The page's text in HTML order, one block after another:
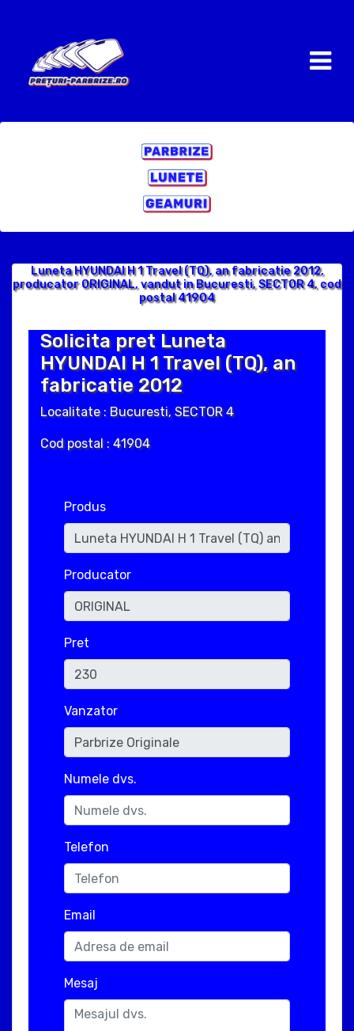
Luneta HYUNDAI H 1 Travel (TQ), an fabricatie 2012,
producator ORIGINAL, vandut in Bucuresti, SECTOR 4, cod
postal 41904
Solicita pret Luneta
HYUNDAI H 1 Travel (TQ), an
fabricatie 2012
Localitate : Bucuresti, SECTOR 4
Cod postal : 41904
Produs
Producator
Pret
Vanzator
Numele dvs.
Telefon
Email
Mesaj